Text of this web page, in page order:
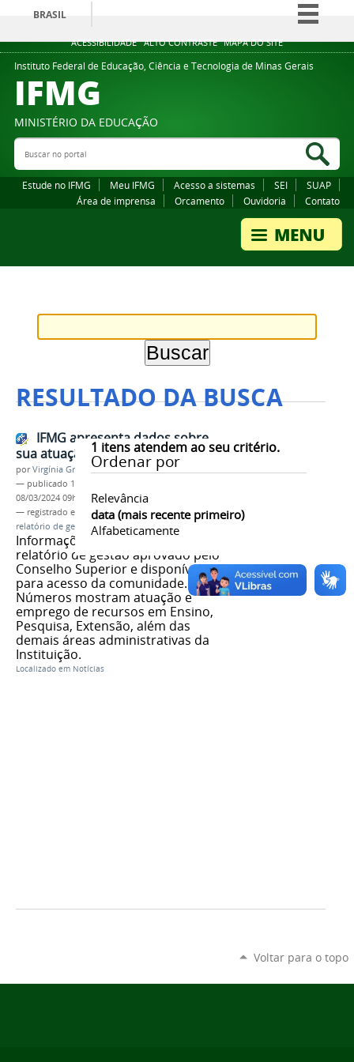
ACESSIBILIDADE ALTO CONTRASTE MAPA DO SITE
BRASIL
Simplifique!
Comunica BR
Legislação
Instituto Federal de Educação, Ciência e Tecnologia de Minas Gerais
IFMG
MINISTÉRIO DA EDUCAÇÃO
Buscar no portal
Estude no IFMG Meu IFMG Acesso a sistemas SEI
SUAP
Área de imprensa
Orcamento Ouvidoria Contato
RESULTADO DA BUSCA
1 itens atendem ao seu critério.
Ordenar por
Relevância
data (mais recente primeiro)
Alfabeticamente
IFMG apresenta dados sobre
sua atuação em 2022
porVirgínia Graziela Fonseca Barbosa
— publicado 14/04/2023
08/03/2024 09h50
— registrado em:
Conselho Superior,Consup,
relatório de gestão
Informações estão detalhadas em
relatório de gestão aprovado pelo
Conselho Superior e disponível
para acesso da comunidade.
Números mostram atuação e
emprego de recursos em Ensino,
Pesquisa, Extensão, além das
demais áreas administrativas da
Instituição.
Localizado em Notícias
Voltar para o topo